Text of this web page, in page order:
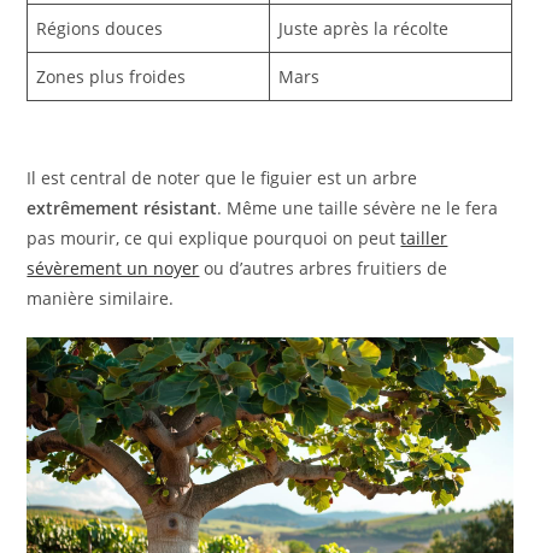
Régions douces Juste après la récolte
Zones plus froides Mars
Il est central de noter que le figuier est un arbre
extrêmement résistant. Même une taille sévère ne le fera
pas mourir, ce qui explique pourquoi on peuttailler
sévèrement un noyer ou d’autres arbres fruitiers de
manière similaire.